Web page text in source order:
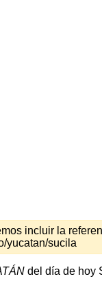
incluir la
yucatan/sucila
del día de hoy